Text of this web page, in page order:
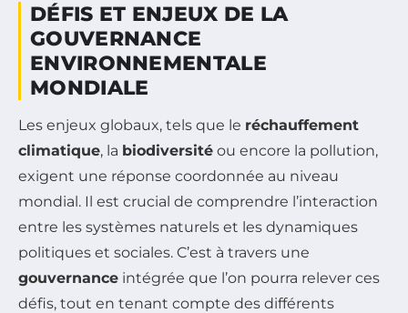
DÉFIS ET ENJEUX DE LA
GOUVERNANCE
ENVIRONNEMENTALE
MONDIALE
Les enjeux globaux, tels que le réchauffement
climatique, la biodiversité ou encore la pollution,
exigent une réponse coordonnée au niveau
mondial. Il est crucial de comprendre l’interaction
entre les systèmes naturels et les dynamiques
politiques et sociales. C’est à travers une
gouvernance intégrée que l’on pourra relever ces
défis, tout en tenant compte des différents